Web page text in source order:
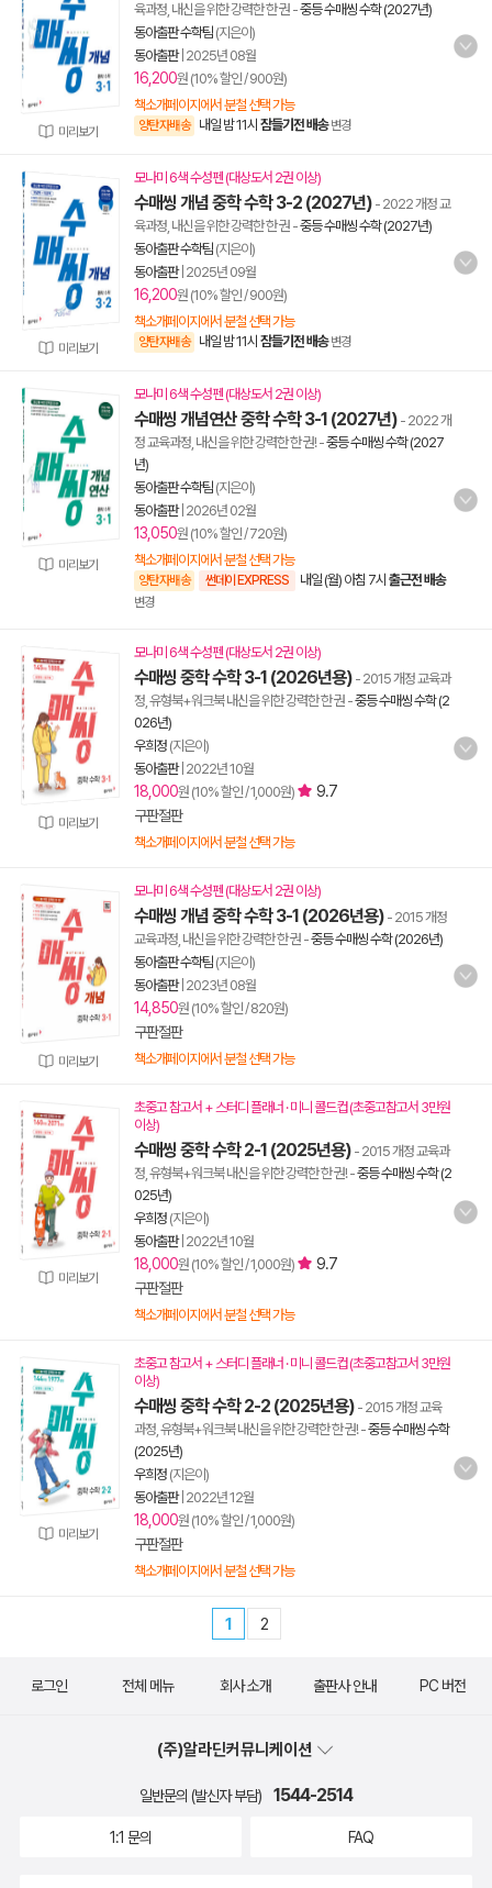
미리보기
육과정, 내신을 위한 강력한 한 권 -중등 수매씽 수학 (2027년)
동아출판 수학팀 (지은이)
동아출판| 2025년 08월
16,200원 (10% 할인 / 900원)
책소개페이지에서 분철 선택 가능
양탄자배송 내일 밤 11시 잠들기전 배송 변경
미리보기
모나미 6색 수성펜 (대상도서 2권 이상)
수매씽 개념 중학 수학 3-2 (2027년) - 2022 개정 교
육과정, 내신을 위한 강력한 한 권 -중등 수매씽 수학 (2027년)
동아출판 수학팀 (지은이)
동아출판| 2025년 09월
16,200원 (10% 할인 / 900원)
책소개페이지에서 분철 선택 가능
양탄자배송 내일 밤 11시 잠들기전 배송 변경
미리보기
모나미 6색 수성펜 (대상도서 2권 이상)
수매씽 개념연산 중학 수학 3-1 (2027년) - 2022 개
정 교육과정, 내신을 위한 강력한 한 권!-중등 수매씽 수학 (2027
년)
동아출판 수학팀 (지은이)
동아출판| 2026년 02월
13,050원 (10% 할인 / 720원)
책소개페이지에서 분철 선택 가능
양탄자배송 썬데이 EXPRESS 내일 (월) 아침 7시 출근전 배송
변경
미리보기
모나미 6색 수성펜 (대상도서 2권 이상)
수매씽 중학 수학 3-1 (2026년용) - 2015 개정 교육과
정, 유형북+워크북 내신을 위한 강력한 한 권 -중등 수매씽 수학 (2
026년)
우희정 (지은이)
동아출판| 2022년 10월
18,000원 (10% 할인 / 1,000원)
9.7
구판절판
책소개페이지에서 분철 선택 가능
미리보기
모나미 6색 수성펜 (대상도서 2권 이상)
수매씽 개념 중학 수학 3-1 (2026년용) - 2015 개정
교육과정, 내신을 위한 강력한 한 권 -중등 수매씽 수학 (2026년)
동아출판 수학팀 (지은이)
동아출판| 2023년 08월
14,850원 (10% 할인 / 820원)
구판절판
책소개페이지에서 분철 선택 가능
미리보기
초중고 참고서 + 스터디 플래너 · 미니 콜드컵 (초중고참고서 3만원
이상)
수매씽 중학 수학 2-1 (2025년용) - 2015 개정 교육과
정, 유형북+워크북 내신을 위한 강력한 한 권!-중등 수매씽 수학 (2
025년)
우희정 (지은이)
동아출판| 2022년 10월
18,000원 (10% 할인 / 1,000원)
9.7
구판절판
책소개페이지에서 분철 선택 가능
미리보기
초중고 참고서 + 스터디 플래너 · 미니 콜드컵 (초중고참고서 3만원
이상)
수매씽 중학 수학 2-2 (2025년용) - 2015 개정 교육
과정, 유형북+워크북 내신을 위한 강력한 한 권!-중등 수매씽 수학
(2025년)
우희정 (지은이)
동아출판| 2022년 12월
18,000원 (10% 할인 / 1,000원)
구판절판
책소개페이지에서 분철 선택 가능
1 2
로그인 전체 메뉴 회사 소개 출판사 안내 PC 버전
(주)알라딘커뮤니케이션
일반문의 (발신자 부담) 1544-2514
1:1 문의 FAQ